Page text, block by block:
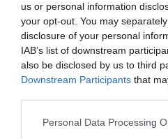
us or personal information
your opt-out. You may
disclosure of your personal
IAB’s list of downstream
also be disclosed by us to third
Downstream Participants that
Personal Data Processing
Enormes minucias
por Eulogio López